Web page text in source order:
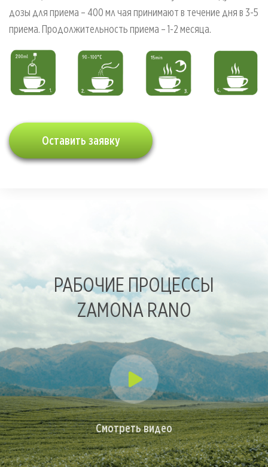
дозы для приема – 400 мл чая принимают в течение дня в 3-5
приема. Продолжительность приема – 1-2 месяца.
Оставить заявку
РАБОЧИЕ ПРОЦЕССЫ
ZAMONA RANO
Смотреть видео